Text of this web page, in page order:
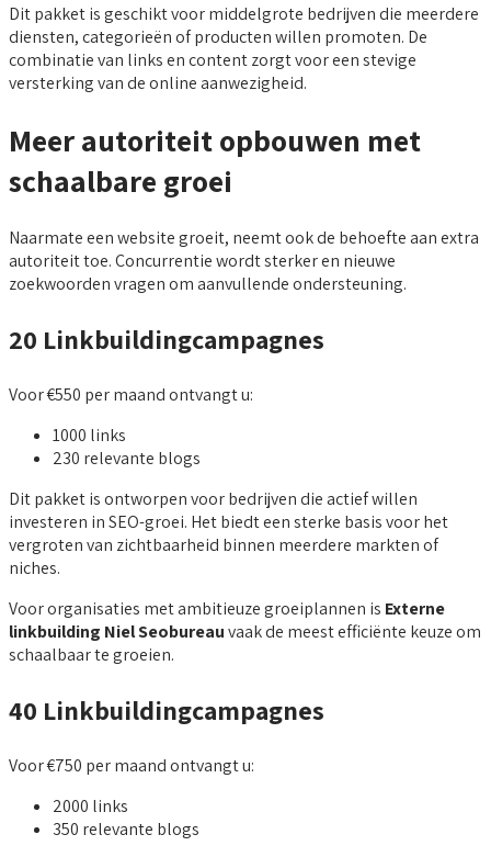
Dit pakket is geschikt voor middelgrote bedrijven die meerdere
diensten, categorieën of producten willen promoten. De
combinatie van links en content zorgt voor een stevige
versterking van de online aanwezigheid.
Meer autoriteit opbouwen met
schaalbare groei
Naarmate een website groeit, neemt ook de behoefte aan extra
autoriteit toe. Concurrentie wordt sterker en nieuwe
zoekwoorden vragen om aanvullende ondersteuning.
20 Linkbuildingcampagnes
Voor €550 per maand ontvangt u:
1000 links
230 relevante blogs
Dit pakket is ontworpen voor bedrijven die actief willen
investeren in SEO-groei. Het biedt een sterke basis voor het
vergroten van zichtbaarheid binnen meerdere markten of
niches.
Voor organisaties met ambitieuze groeiplannen is Externe
linkbuilding Niel Seobureauvaak de meest efficiënte keuze om
schaalbaar te groeien.
40 Linkbuildingcampagnes
Voor €750 per maand ontvangt u:
2000 links
350 relevante blogs